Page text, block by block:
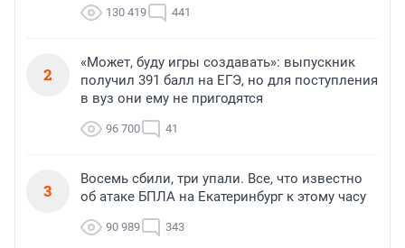
130 419 441
2
«Может, буду игры создавать»: выпускник
получил 391 балл на ЕГЭ, но для поступления
в вуз они ему не пригодятся
96 700 41
3
Восемь сбили, три упали. Все, что известно
об атаке БПЛА на Екатеринбург к этому часу
90 989 343